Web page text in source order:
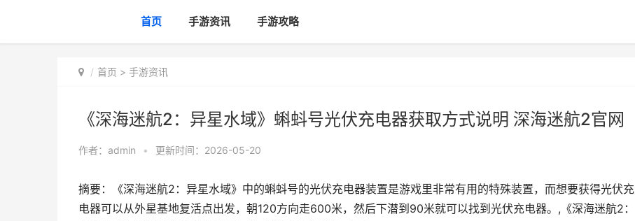
首页 手游资讯 手游攻略
首页 > 手游资讯
《深海迷航2：异星水域》蝌蚪号光伏充电器获取方式说明 深海迷航2官网
作者： admin • 更新时间：2026-05-20
摘要：《深海迷航2：异星水域》中的蝌蚪号的光伏充电器装置是游戏里非常有用的特殊装置，而想要获得光伏充
电器可以从外星基地复活点出发，朝120方向走600米，然后下潜到90米就可以找到光伏充电器。,《深海迷航2：